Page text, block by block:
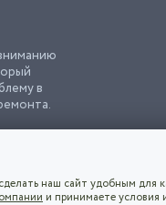
в
подача объявлений,
наш сайт удобным для
и принимаете условия